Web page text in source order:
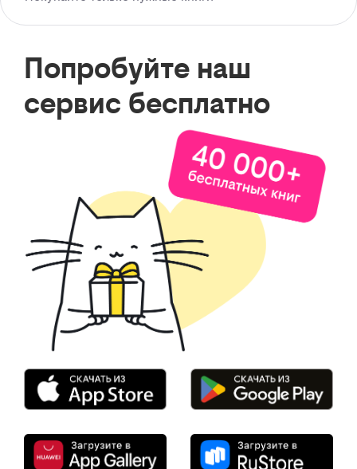
Попробуйте наш
сервис бесплатно